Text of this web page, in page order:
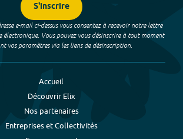
S'inscrire
e-mail ci-dessus vous consentez à recevoir notre lettre
électronique. Vous pouvez vous désinscrire à tout moment
vos paramètres via les liens de désinscription.
Accueil
Découvrir Elix
Nos partenaires
Entreprises et Collectivités